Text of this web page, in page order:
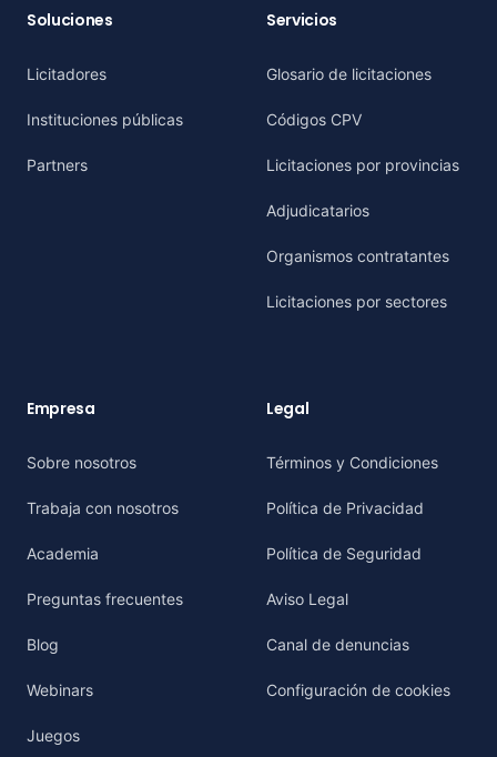
Soluciones
Licitadores
Instituciones públicas
Partners
Servicios
Glosario de licitaciones
Códigos CPV
Licitaciones por provincias
Adjudicatarios
Organismos contratantes
Licitaciones por sectores
Empresa
Sobre nosotros
Trabaja con nosotros
Academia
Preguntas frecuentes
Blog
Webinars
Juegos
Legal
Términos y Condiciones
Política de Privacidad
Política de Seguridad
Aviso Legal
Canal de denuncias
Configuración de cookies